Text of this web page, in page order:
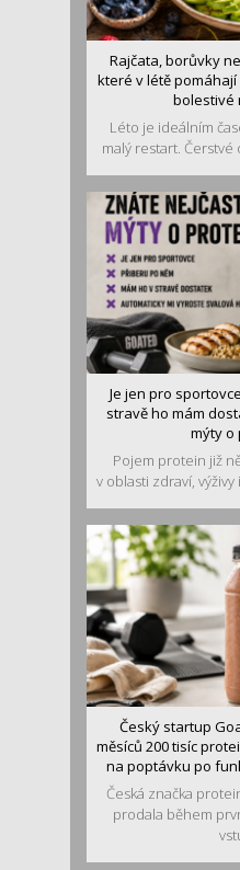
Rajčata, borůvky
které v létě
bolestivé
Léto je ideálním
malý restart. Čerstvé
Je jen pro
stravě ho mám
mýty o
Pojem protein již
v oblasti zdraví, výživy
Český startup
měsíců 200 tisíc
na poptávku po
Česká značka
prodala během